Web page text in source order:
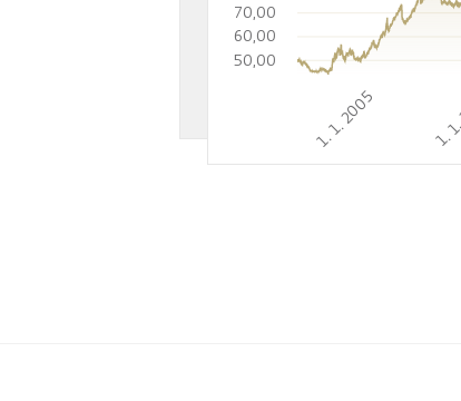
1. 1. 2005 1.
50,00
60,00
70,00